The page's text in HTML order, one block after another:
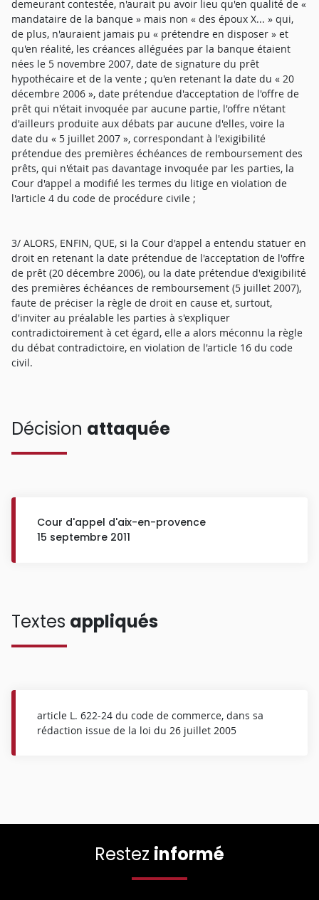
demeurant contestée, n'aurait pu avoir lieu qu'en qualité de «
mandataire de la banque » mais non « des époux X... » qui,
de plus, n'auraient jamais pu « prétendre en disposer » et
qu'en réalité, les créances alléguées par la banque étaient
nées le 5 novembre 2007, date de signature du prêt
hypothécaire et de la vente ; qu'en retenant la date du « 20
décembre 2006 », date prétendue d'acceptation de l'offre de
prêt qui n'était invoquée par aucune partie, l'offre n'étant
d'ailleurs produite aux débats par aucune d'elles, voire la
date du « 5 juillet 2007 », correspondant à l'exigibilité
prétendue des premières échéances de remboursement des
prêts, qui n'était pas davantage invoquée par les parties, la
Cour d'appel a modifié les termes du litige en violation de
l'article 4 du code de procédure civile ;
3/ ALORS, ENFIN, QUE, si la Cour d'appel a entendu statuer en
droit en retenant la date prétendue de l'acceptation de l'offre
de prêt (20 décembre 2006), ou la date prétendue d'exigibilité
des premières échéances de remboursement (5 juillet 2007),
faute de préciser la règle de droit en cause et, surtout,
d'inviter au préalable les parties à s'expliquer
contradictoirement à cet égard, elle a alors méconnu la règle
du débat contradictoire, en violation de l'article 16 du code
civil.
Décision attaquée
Cour d'appel d'aix-en-provence
15 septembre 2011
Textes appliqués
article L. 622-24 du code de commerce, dans sa
rédaction issue de la loi du 26 juillet 2005
Restez informé